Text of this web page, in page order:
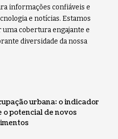
informações confiáveis e
e notícias. Estamos
cobertura engajante e
diversidade da nossa
urbana: o indicador
o potencial de novos